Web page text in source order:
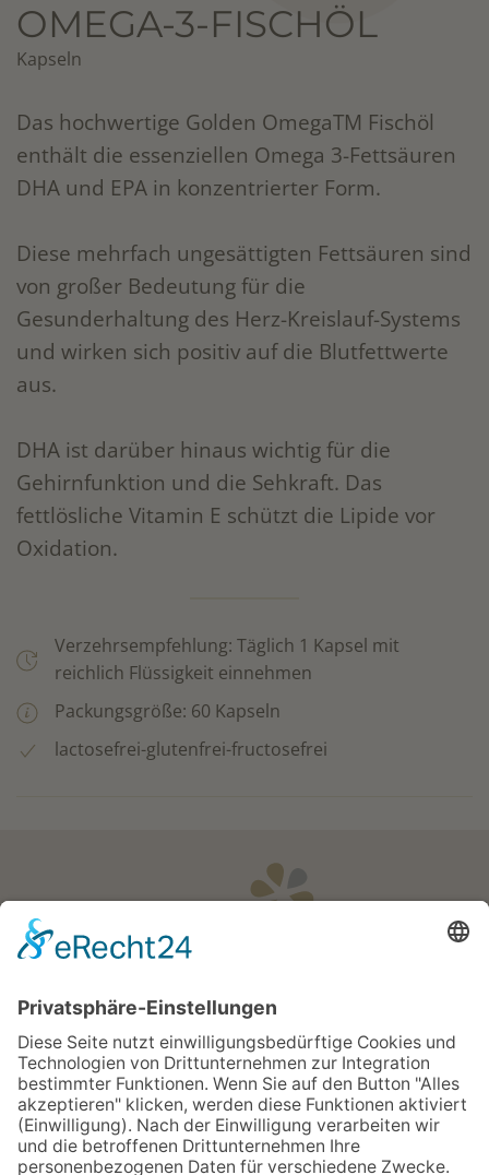
OMEGA-3-FISCHÖL
Kapseln
Das hochwertige Golden OmegaTM Fischöl
enthält die essenziellen Omega 3-Fettsäuren
DHA und EPA in konzentrierter Form.
Diese mehrfach ungesättigten Fettsäuren sind
von großer Bedeutung für die
Gesunderhaltung des Herz-Kreislauf-Systems
und wirken sich positiv auf die Blutfettwerte
aus.
DHA ist darüber hinaus wichtig für die
Gehirnfunktion und die Sehkraft. Das
fettlösliche Vitamin E schützt die Lipide vor
Oxidation.
Verzehrsempfehlung: Täglich 1 Kapsel mit
reichlich Flüssigkeit einnehmen
Packungsgröße: 60 Kapseln
lactosefrei-glutenfrei-fructosefrei
Öffnungszeiten
Apotheken Notdienst:
Bereitschaftsdienste